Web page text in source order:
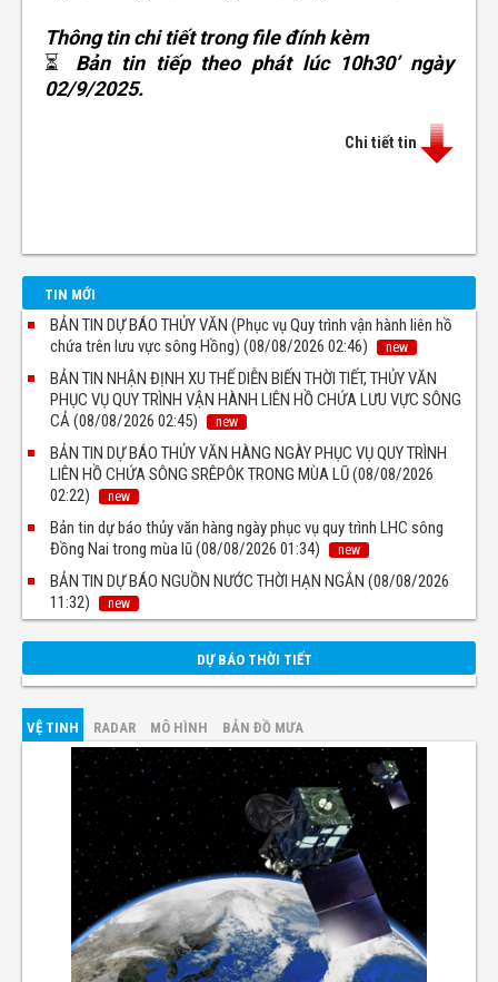
Thông tin chi tiết trong file đính kèm
⏳ Bản tin tiếp theo phát lúc 10h30’ ngày
02/9/2025.
Chi tiết tin
TIN MỚI
BẢN TIN DỰ BÁO THỦY VĂN (Phục vụ Quy trình vận hành liên hồ
chứa trên lưu vực sông Hồng) (08/08/2026 02:46)
new
BẢN TIN NHẬN ĐỊNH XU THẾ DIỄN BIẾN THỜI TIẾT, THỦY VĂN
PHỤC VỤ QUY TRÌNH VẬN HÀNH LIÊN HỒ CHỨA LƯU VỰC SÔNG
CẢ (08/08/2026 02:45)
new
BẢN TIN DỰ BÁO THỦY VĂN HÀNG NGÀY PHỤC VỤ QUY TRÌNH
LIÊN HỒ CHỨA SÔNG SRÊPÔK TRONG MÙA LŨ (08/08/2026
02:22)
new
Bản tin dự báo thủy văn hàng ngày phục vụ quy trình LHC sông
Đồng Nai trong mùa lũ (08/08/2026 01:34)
new
BẢN TIN DỰ BÁO NGUỒN NƯỚC THỜI HẠN NGẮN (08/08/2026
11:32)
new
DỰ BÁO THỜI TIẾT
VỆ TINH RADAR MÔ HÌNH BẢN ĐỒ MƯA